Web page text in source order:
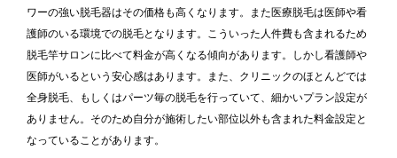
ワーの強い脱毛器はその価格も高くなります。また医療脱毛は医師や看
護師のいる環境での脱毛となります。こういった人件費も含まれるため
脱毛竿サロンに比べて料金が高くなる傾向があります。しかし看護師や
医師がいるという安心感はあります。また、クリニックのほとんどでは
全身脱毛、もしくはパーツ毎の脱毛を行っていて、細かいプラン設定が
ありません。そのため自分が施術したい部位以外も含まれた料金設定と
なっていることがあります。